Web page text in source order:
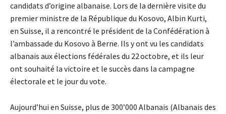
candidats d’origine albanaise. Lors de la dernière visite du
premier ministre de la République du Kosovo, Albin Kurti,
en Suisse, il a rencontré le président de la Confédération à
l’ambassade du Kosovo à Berne. Ils y ont vu les candidats
albanais aux élections fédérales du 22 octobre, et ils leur
ont souhaité la victoire et le succès dans la campagne
électorale et le jour du vote.
Aujourd’hui en Suisse, plus de 300’000 Albanais (Albanais des